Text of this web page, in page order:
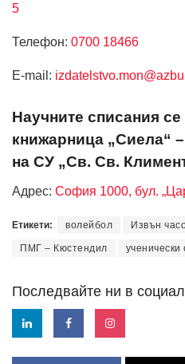
5
Телефон: 0700 18466
Е-mail:
Научните списания
книжарница „Сиела“
на СУ „Св. Св.
Адрес: София 1000, бул.
Етикети: волейбол Извън
ПМГ – Кюстендил ученически
Последвайте ни в